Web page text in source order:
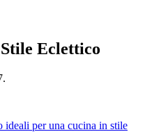
Eclettico
.
ideali per una cucina in stile